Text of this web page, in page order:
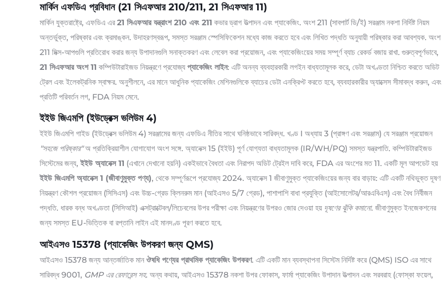
মার্কিন এফডিএ প্রবিধান (21 সিএফআর 210/211, 21 সিএফআর 11)
মার্কিন যুক্তরাষ্ট্রে, এফডিএ এর21 সিএফআর যন্ত্রাংশ 210 এবং 211 কভার ড্রাগ উত্পাদন এবং প্যাকেজিং. অংশ 211 (সাবপার্ট ডি/ই) সরঞ্জাম নকশা নির্দিষ্ট নিয়ম
অন্তর্ভুক্ত, পরিষ্কার এবং ক্রমাঙ্কন. উদাহরণস্বরূপ, সমস্ত সরঞ্জাম স্পেসিফিকেশন মধ্যে কাজ করতে হবে এবং লিখিত পদ্ধতি অনুযায়ী পরিষ্কার করা আবশ্যক. অংশ
211 মিক্স-আপগুলি প্রতিরোধ করার জন্য উপাদানগুলি সনাক্তকরণ এবং লেবেল করা প্রয়োজন, এবং প্যাকেজিংয়ের সময় সম্পূর্ণ ব্যাচ রেকর্ড বজায় রাখা. গুরুত্বপূর্ণভাবে,
21 সিএফআর অংশ 11 কম্পিউটারাইজড নিয়ন্ত্রণে প্রযোজ্য প্যাকেজিং লাইন: এটি অনন্য ব্যবহারকারী লগইন বাধ্যতামূলক করে, ডেটা অখণ্ডতা নিশ্চিত করতে অডিট
ট্রেল এবং ইলেকট্রনিক স্বাক্ষর. অনুশীলনে, এর মানে আধুনিক প্যাকেজিং মেশিনগুলিকে ব্যাচের ডেটা এনক্রিপ্ট করতে হবে, ব্যবহারকারীর অ্যাক্সেস সীমাবদ্ধ করুন, এবং
প্রতিটি পরিবর্তন লগ, FDA নিয়ম মেনে.
ইইউ জিএমপি (ইউড্রেক্স ভলিউম 4)
ইইউ জিএমপি গাইড (ইউড্রেক্স ভলিউম 4) সরঞ্জামের জন্য এফডিএ নীতির সাথে ঘনিষ্ঠভাবে সারিবদ্ধ. খণ্ড I অধ্যায় 3 (প্রাঙ্গণ এবং সরঞ্জাম) যে সরঞ্জাম প্রয়োজন
"সহজে পরিষ্কার"অ প্রতিক্রিয়াশীল যোগাযোগ অংশ সঙ্গে. অ্যানেক্স 15 (ইইউ) পূর্ণ যোগ্যতা বাধ্যতামূলক (IR/WH/PQ) সমস্ত যন্ত্রপাতি. কম্পিউটারাইজড
সিস্টেমের জন্য, ইইউ অ্যানেক্স 11 (এখানে দেখানো হয়নি) একইভাবে বৈধতা এবং নিরাপদ অডিট ট্রেইল দাবি করে, FDA এর অংশের মত 11. একটি মূল আপডেট হয়
ইইউ জিএমপি অ্যানেক্স 1 (জীবাণুমুক্ত পণ্য), থেকে সম্পূর্ণরূপে প্রযোজ্য 2024. অ্যানেক্স 1 জীবাণুমুক্ত প্যাকেজিংয়ের জন্য বার বাড়ায়: এটি একটি নথিভুক্ত দূষণ
নিয়ন্ত্রণ কৌশল প্রয়োজন (সিসিএস) এবং উচ্চ-গ্রেড ক্লিনরুম মান (আইএসও 5/7 গ্রেড), পাশাপাশি বাধা প্রযুক্তি (আইসোলেটর/আরএবিএস) এবং বৈধ নির্বীজন
পদ্ধতি. ধারক বন্ধ অখণ্ডতা (সিসিআই) এক্সট্রাক্টেবল/লিচেবলের উপর পরীক্ষা এবং নিয়ন্ত্রণের উপরও জোর দেওয়া হয় দূষণের ঝুঁকি কমানো. জীবাণুমুক্ত ইনজেকশনের
জন্য সমস্ত EU-ভিত্তিক বা রপ্তানি লাইন এই মানদণ্ড পূরণ করতে হবে.
আইএসও 15378 (প্যাকেজিং উপকরণ জন্য QMS)
আইএসও 15378 জন্য আন্তর্জাতিক মান ঔষধি পণ্যের প্রাথমিক প্যাকেজিং উপকরণ. এটি একটি মান ব্যবস্থাপনা সিস্টেম নির্দিষ্ট করে (QMS) ISO এর সাথে
সারিবদ্ধ 9001, GMP এর রেফারেন্স সহ. অন্য কথায়, আইএসও 15378 নকশা উপর ফোকাস, ফার্মা প্যাকেজিং উপাদান উত্পাদন এবং সরবরাহ (ফোস্কা ফয়েল,